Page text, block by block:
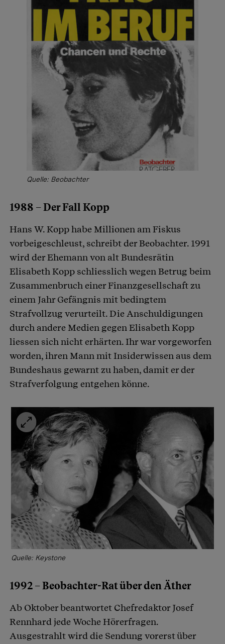
Quelle: Beobachter
1988 – Der Fall Kopp
Hans W. Kopp habe Millionen am Fiskus
vorbeigeschleust, schreibt der Beobachter. 1991
wird der Ehemann von alt Bundesrätin
Elisabeth Kopp schliesslich wegen Betrug beim
Zusammenbruch einer Finanzgesellschaft zu
einem Jahr Gefängnis mit bedingtem
Strafvollzug verurteilt. Die Anschuldigungen
durch andere Medien gegen Elisabeth Kopp
liessen sich nicht erhärten. Ihr war vorgeworfen
worden, ihren Mann mit Insiderwissen aus dem
Bundeshaus gewarnt zu haben, damit er der
Strafverfolgung entgehen könne.
Quelle: Keystone
1992 – Beobachter-Rat über den Äther
Ab Oktober beantwortet Chefredaktor Josef
Rennhard jede Woche Hörerfragen.
Ausgestrahlt wird die Sendung vorerst über